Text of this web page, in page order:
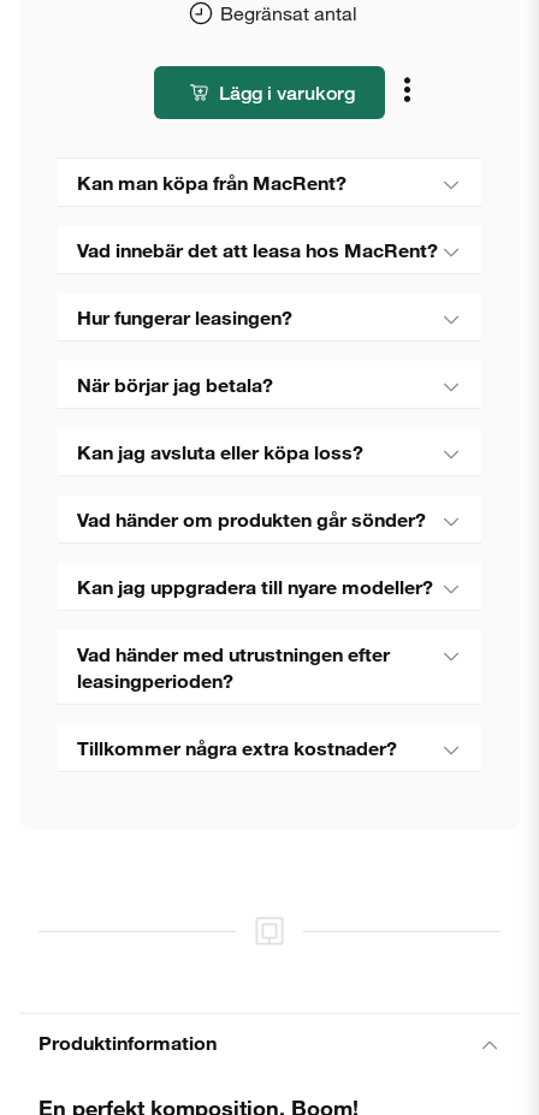
Begränsat antal
Lägg i varukorg
Kan man köpa från MacRent?
Vad innebär det att leasa hos MacRent?
Hur fungerar leasingen?
När börjar jag betala?
Kan jag avsluta eller köpa loss?
Vad händer om produkten går sönder?
Kan jag uppgradera till nyare modeller?
Vad händer med utrustningen efter
leasingperioden?
Tillkommer några extra kostnader?
Produktinformation
En perfekt komposition. Boom!